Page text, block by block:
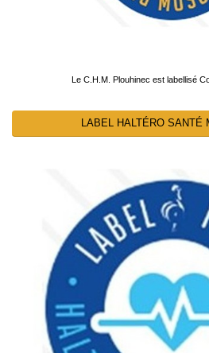
Le C.H.M. Plouhinec est labellisé
LABEL HALTÉRO SANTÉ